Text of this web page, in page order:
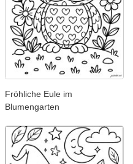
Fröhliche Eule im
Blumengarten